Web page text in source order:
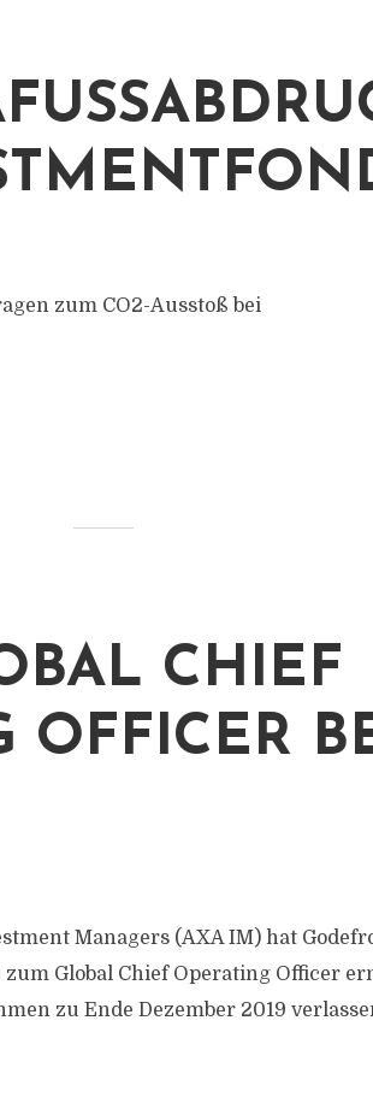
zum CO2-Ausstoß bei
CHIEF
OFFICER
Managers (AXA IM) hat
Global Chief Operating Officer
zu Ende Dezember 2019